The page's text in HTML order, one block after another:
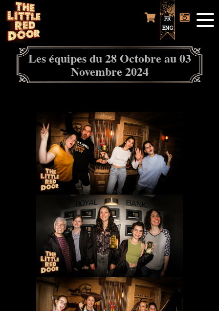
FR
ENG
Les équipes du 28 Octobre au 03
Novembre 2024